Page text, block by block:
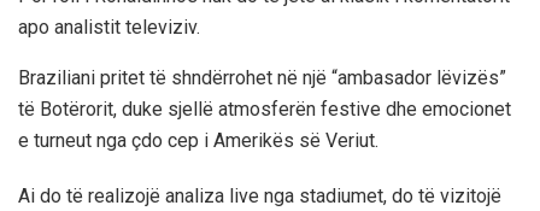
apo analistit televiziv.
Braziliani pritet të shndërrohet në një “ambasador lëvizës”
të Botërorit, duke sjellë atmosferën festive dhe emocionet
e turneut nga çdo cep i Amerikës së Veriut.
Ai do të realizojë analiza live nga stadiumet, do të vizitojë